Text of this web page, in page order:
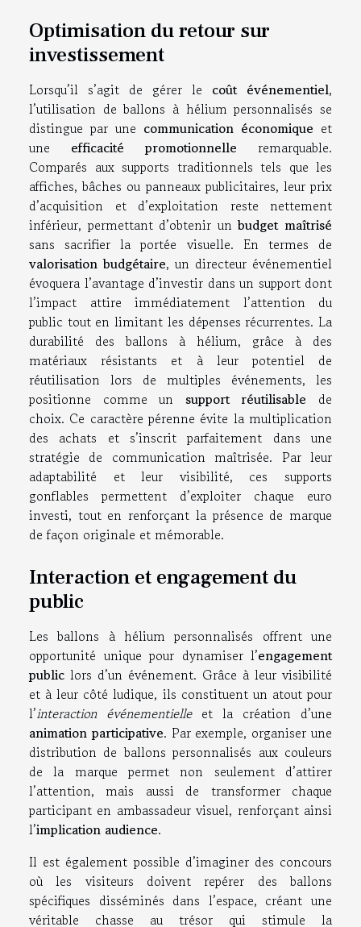
Optimisation du retour sur
investissement
Lorsqu’il s’agit de gérer le coût événementiel,
l’utilisation de ballons à hélium personnalisés se
distingue par une communication économique et
une efficacité promotionnelle remarquable.
Comparés aux supports traditionnels tels que les
affiches, bâches ou panneaux publicitaires, leur prix
d’acquisition et d’exploitation reste nettement
inférieur, permettant d’obtenir unbudget maîtrisé
sans sacrifier la portée visuelle. En termes de
valorisation budgétaire, un directeur événementiel
évoquera l’avantage d’investir dans un support dont
l’impact attire immédiatement l’attention du
public tout en limitant les dépenses récurrentes. La
durabilité des ballons à hélium, grâce à des
matériaux résistants et à leur potentiel de
réutilisation lors de multiples événements, les
positionne comme un support réutilisable de
choix. Ce caractère pérenne évite la multiplication
des achats et s’inscrit parfaitement dans une
stratégie de communication maîtrisée. Par leur
adaptabilité et leur visibilité, ces supports
gonflables permettent d’exploiter chaque euro
investi, tout en renforçant la présence de marque
de façon originale et mémorable.
Interaction et engagement du
public
Les ballons à hélium personnalisés offrent une
opportunité unique pour dynamiser l’engagement
public lors d’un événement. Grâce à leur visibilité
et à leur côté ludique, ils constituent un atout pour
l’interaction événementielleet la création d’une
animation participative. Par exemple, organiser une
distribution de ballons personnalisés aux couleurs
de la marque permet non seulement d’attirer
l’attention, mais aussi de transformer chaque
participant en ambassadeur visuel, renforçant ainsi
l’implication audience.
Il est également possible d’imaginer des concours
où les visiteurs doivent repérer des ballons
spécifiques disséminés dans l’espace, créant une
véritable chasse au trésor qui stimule la